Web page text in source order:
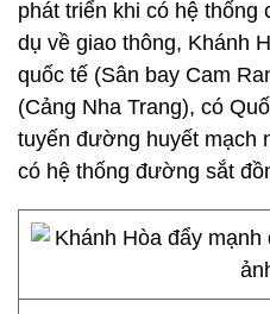
phát triển khi có hệ
dụ về giao thông, Khánh
quốc tế (Sân bay Cam
(Cảng Nha Trang), có
tuyến đường huyết mạch
có hệ thống đường sắt